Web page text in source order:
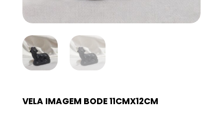
VELA IMAGEM BODE 11CMX12CM